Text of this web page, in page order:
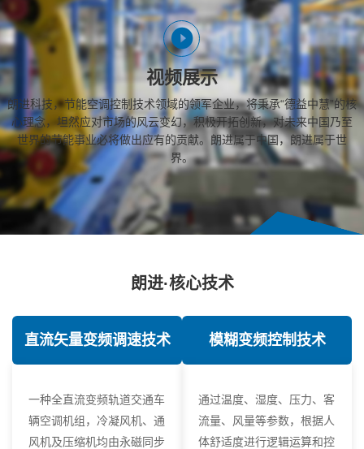
视频展示
朗进科技，节能空调控制技术领域的领军企业，将秉承“德益中慧”的核
心理念，坦然应对市场的风云变幻，积极开拓创新，对未来中国乃至
世界的节能事业必将做出应有的贡献。朗进属于中国，朗进属于世
界。
朗进·核心技术
直流矢量变频调速技术
一种全直流变频轨道交通车
辆空调机组，冷凝风机、通
风机及压缩机均由永磁同步
模糊变频控制技术
通过温度、湿度、压力、客
流量、风量等参数，根据人
体舒适度进行逻辑运算和控